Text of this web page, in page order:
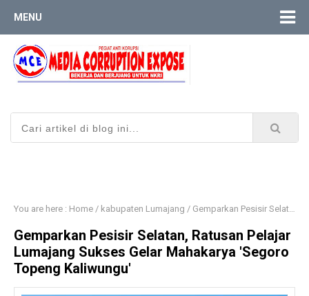
MENU
You are here : Home / kabupaten Lumajang / ​Gemparkan Pesisir Selatan, Ratusan Pelajar Lumajang Sukses Gelar Mahakarya 'Segoro Topeng Kaliwungu'
​Gemparkan Pesisir Selatan, Ratusan Pelajar
Lumajang Sukses Gelar Mahakarya 'Segoro
Topeng Kaliwungu'